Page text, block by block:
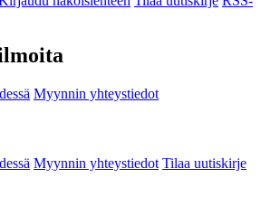
Myynnin yhteystiedot
Myynnin yhteystiedot Tilaa uutiskirje